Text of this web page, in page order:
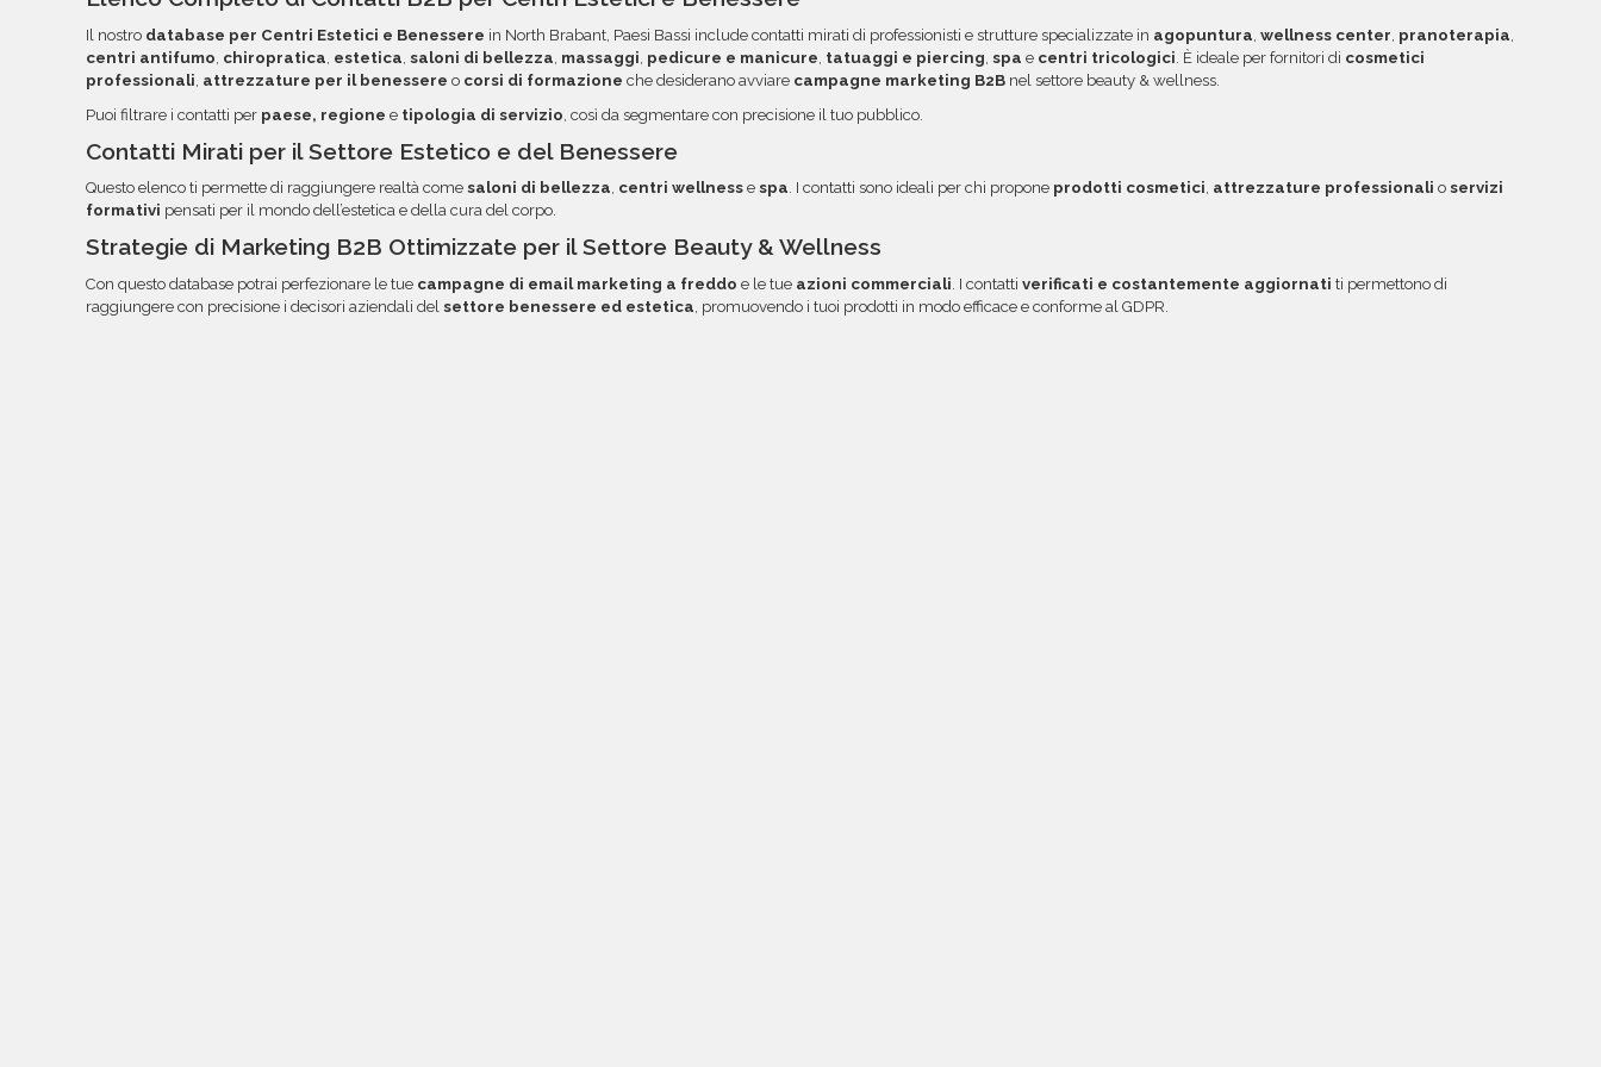
semplificare la lettura, l'ordinamento e l'utilizzo dei dati. Una volta pronti,
troverai file e documentazione nella tua area riservata, con link diretto via
email.
opzione.
Il nostro database per Centri Estetici e Benessere in North Brabant, Paesi Bassi include contatti mirati di professionisti e strutture specializzate in agopuntura wellness center pranoterapia
centri antifumo chiropratica estetica saloni di bellezza massaggi pedicure e manicure tatuaggi e piercing spa e centri tricologici . È ideale per fornitori di cosmetici
professionali attrezzature per il benessere o corsi di formazione che desiderano avviare campagne marketing B2B nel settore beauty & wellness.
Puoi filtrare i contatti per paese, regione e tipologia di servizio , così da segmentare con precisione il tuo pubblico.
Contatti Mirati per il Settore Estetico e del Benessere
Questo elenco ti permette di raggiungere realtà come saloni di bellezza, centri wellness e spa. I contatti sono ideali per chi propone prodotti cosmetici, attrezzature professionali o servizi
formativi pensati per il mondo dell’estetica e della cura del corpo.
Strategie di Marketing B2B Ottimizzate per il Settore Beauty & Wellness
Con questo database potrai perfezionare le tue campagne di email marketing a freddo e le tue azioni commerciali. I contatti verificati e costantemente aggiornati ti permettono di
raggiungere con precisione i decisori aziendali del settore benessere ed estetica, promuovendo i tuoi prodotti in modo efficace e conforme al GDPR.